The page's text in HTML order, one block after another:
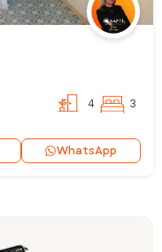
4 3
WhatsApp